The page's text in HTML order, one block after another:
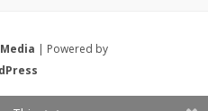
| Powered by